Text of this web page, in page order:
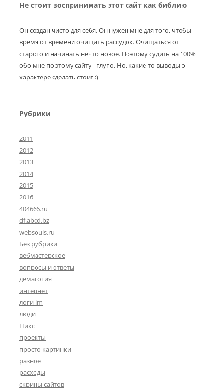
Не стоит воспринимать этот сайт как библию
Он создан чисто для себя. Он нужен мне для того, чтобы
время от времени очищать рассудок. Очищаться от
старого и начинать нечто новое. Поэтому судить на 100%
обо мне по этому сайту - глупо. Но, какие-то выводы о
характере сделать стоит :)
Рубрики
2011
2012
2013
2014
2015
2016
404666.ru
df.abcd.bz
websouls.ru
Без рубрики
вебмастерское
вопросы и ответы
демагогия
интернет
логи-im
люди
Никс
проекты
просто картинки
разное
расходы
скрины сайтов